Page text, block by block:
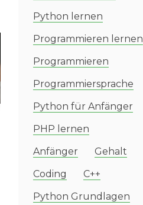
Python lernen
Programmieren lernen
Programmieren
Programmiersprache
Python für Anfänger
PHP lernen
Anfänger
Gehalt
Coding
C++
Python Grundlagen